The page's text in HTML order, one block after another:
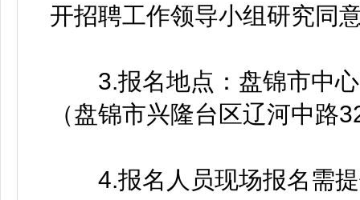
开招聘工作领导小组研究同
3.报名地点：盘锦市中心
（盘锦市兴隆台区辽河中路
4.报名人员现场报名需提